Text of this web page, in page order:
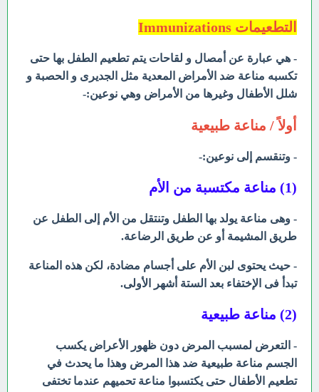
التطعيمات Immunizations
- هي عبارة عن أمصال و لقاحات يتم تطعيم الطفل بها حتى
تكسبه مناعة ضد الأمراض المعدية مثل الجديرى و الحصبة و
شلل الأطفال وغيرها من الأمراض وهي نوعين:-
أولاً / مناعة طبيعية
- وتنقسم إلى نوعين:-
(1) مناعة مكتسبة من الأم
- وهى مناعة يولد بها الطفل وتنتقل من الأم إلى الطفل عن
طريق المشيمة أو عن طريق الرضاعة.
- حيث يحتوى لبن الأم على أجسام مضادة، لكن هذه المناعة
تبدأ فى الإختفاء بعد الستة أشهر الأولى.
(2) مناعة طبيعية
- التعرض لمسبب المرض دون ظهور الأعراض يكسب
الجسم مناعة طبيعية ضد هذا المرض وهذا ما يحدث في
تطعيم الأطفال حتى يكتسبوا مناعة تحميهم عندما تختفى